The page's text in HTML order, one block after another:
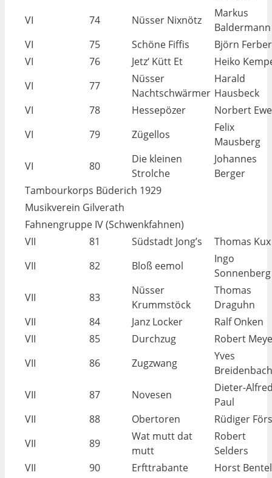
VI
74 Nüsser Nixnötz
Markus
Baldermann
VI
75 Schöne Fiffis
Björn Ferber
VI
76 Jetz‘ Kütt Et
Heiko
VI
77
Nüsser
Nachtschwärmer
Harald
Hausbeck
VI
78 Hessepözer
Norbert
VI
79 Zügellos
Felix
Mausberg
VI
80
Die kleinen
Strolche
Johannes
Berger
Tambourkorps Büderich 1929
Musikverein Gilverath
Fahnengruppe IV (Schwenkfahnen)
VII
81 Südstadt Jong’s
Thomas Kux
VII
82 Bloß eemol
Ingo
Sonnenberg
VII
83
Nüsser
Krummstöck
Thomas
Draguhn
VII
84 Janz Locker
Ralf Onken
VII
85 Durchzug
Robert
VII
86 Zugzwang
Yves
Breidenbach
VII
87 Novesen
Dieter-
Paul
VII
88 Obertoren
Rüdiger
VII
89
Wat mutt dat
mutt
Robert
Selders
VII
90 Erfttrabante
Horst